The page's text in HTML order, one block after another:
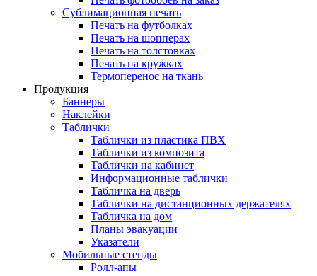
Сублимационная печать
Печать на футболках
Печать на шопперах
Печать на толстовках
Печать на кружках
Термоперенос на ткань
Продукция
Баннеры
Наклейки
Таблички
Таблички из пластика ПВХ
Таблички из композита
Таблички на кабинет
Информационные таблички
Табличка на дверь
Таблички на дистанционных держателях
Табличка на дом
Планы эвакуации
Указатели
Мобильные стенды
Ролл-апы